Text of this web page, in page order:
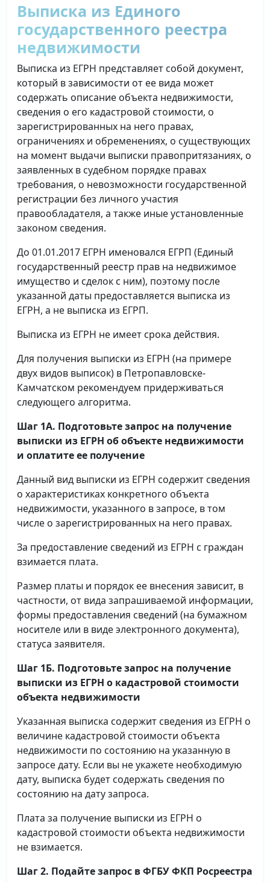
Выписка из Единого
государственного реестра
недвижимости
Выписка из ЕГРН представляет собой документ,
который в зависимости от ее вида может
содержать описание объекта недвижимости,
сведения о его кадастровой стоимости, о
зарегистрированных на него правах,
ограничениях и обременениях, о существующих
на момент выдачи выписки правопритязаниях, о
заявленных в судебном порядке правах
требования, о невозможности государственной
регистрации без личного участия
правообладателя, а также иные установленные
законом сведения.
До 01.01.2017 ЕГРН именовался ЕГРП (Единый
государственный реестр прав на недвижимое
имущество и сделок с ним), поэтому после
указанной даты предоставляется выписка из
ЕГРН, а не выписка из ЕГРП.
Выписка из ЕГРН не имеет срока действия.
Для получения выписки из ЕГРН (на примере
двух видов выписок) в Петропавловске-
Камчатском рекомендуем придерживаться
следующего алгоритма.
Шаг 1А. Подготовьте запрос на получение
выписки из ЕГРН об объекте недвижимости
и оплатите ее получение
Данный вид выписки из ЕГРН содержит сведения
о характеристиках конкретного объекта
недвижимости, указанного в запросе, в том
числе о зарегистрированных на него правах.
За предоставление сведений из ЕГРН с граждан
взимается плата.
Размер платы и порядок ее внесения зависит, в
частности, от вида запрашиваемой информации,
формы предоставления сведений (на бумажном
носителе или в виде электронного документа),
статуса заявителя.
Шаг 1Б. Подготовьте запрос на получение
выписки из ЕГРН о кадастровой стоимости
объекта недвижимости
Указанная выписка содержит сведения из ЕГРН о
величине кадастровой стоимости объекта
недвижимости по состоянию на указанную в
запросе дату. Если вы не укажете необходимую
дату, выписка будет содержать сведения по
состоянию на дату запроса.
Плата за получение выписки из ЕГРН о
кадастровой стоимости объекта недвижимости
не взимается.
Шаг 2. Подайте запрос в ФГБУ ФКП Росреестра